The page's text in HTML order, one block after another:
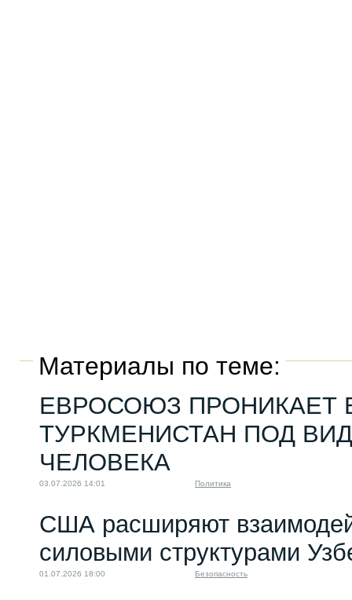
Материалы по теме:
ЕВРОСОЮЗ ПРОНИКАЕТ
ТУРКМЕНИСТАН ПОД
ЧЕЛОВЕКА
03.07.2026 14:01 Политика
США расширяют
силовыми структурами
01.07.2026 18:00 Безопасность